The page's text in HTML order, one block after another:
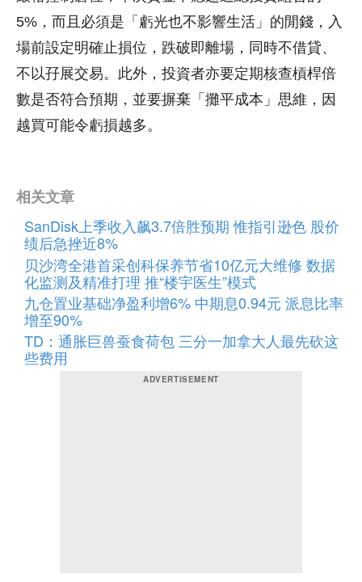
5%，而且必須是「虧光也不影響生活」的閒錢，入
場前設定明確止損位，跌破即離場，同時不借貸、
不以孖展交易。此外，投資者亦要定期核查槓桿倍
數是否符合預期，並要摒棄「攤平成本」思維，因
越買可能令虧損越多。
相关文章
SanDisk上季收入飙3.7倍胜预期 惟指引逊色 股价
绩后急挫近8%
贝沙湾全港首采创科保养节省10亿元大维修 数据
化监测及精准打理 推“楼宇医生”模式
九仓置业基础净盈利增6% 中期息0.94元 派息比率
增至90%
TD：通胀巨兽蚕食荷包 三分一加拿大人最先砍这
些费用